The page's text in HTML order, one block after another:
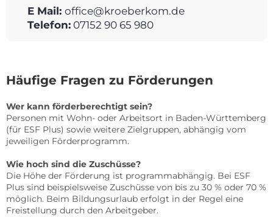
E Mail: office@kroeberkom.de
Telefon: 07152 90 65 980
Häufige Fragen zu Förderungen
Wer kann förderberechtigt sein?
Personen mit Wohn- oder Arbeitsort in Baden-Württemberg
(für ESF Plus) sowie weitere Zielgruppen, abhängig vom
jeweiligen Förderprogramm.
Wie hoch sind die Zuschüsse?
Die Höhe der Förderung ist programmabhängig. Bei ESF
Plus sind beispielsweise Zuschüsse von bis zu 30 % oder 70 %
möglich. Beim Bildungsurlaub erfolgt in der Regel eine
Freistellung durch den Arbeitgeber.